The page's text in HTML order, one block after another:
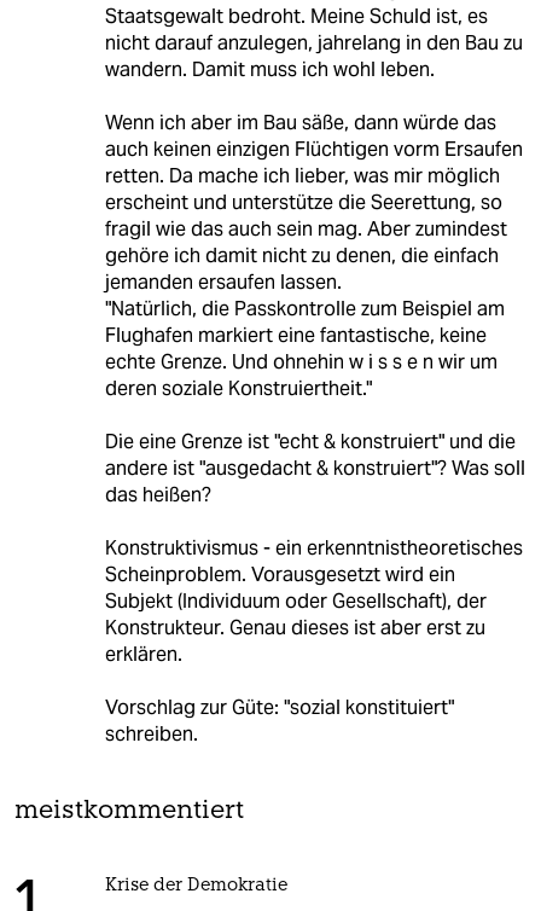
Staatsgewalt bedroht. Meine Schuld ist, es
nicht darauf anzulegen, jahrelang in den Bau zu
wandern. Damit muss ich wohl leben.
Wenn ich aber im Bau säße, dann würde das
auch keinen einzigen Flüchtigen vorm Ersaufen
retten. Da mache ich lieber, was mir möglich
erscheint und unterstütze die Seerettung, so
fragil wie das auch sein mag. Aber zumindest
gehöre ich damit nicht zu denen, die einfach
jemanden ersaufen lassen.
"Natürlich, die Passkontrolle zum Beispiel am
Flughafen markiert eine fantastische, keine
echte Grenze. Und ohnehin w i s s e n wir um
deren soziale Konstruiertheit."
Die eine Grenze ist "echt & konstruiert" und die
andere ist "ausgedacht & konstruiert"? Was soll
das heißen?
Konstruktivismus - ein erkenntnistheoretisches
Scheinproblem. Vorausgesetzt wird ein
Subjekt (Individuum oder Gesellschaft), der
Konstrukteur. Genau dieses ist aber erst zu
erklären.
Vorschlag zur Güte: "sozial konstituiert"
schreiben.
meistkommentiert
Krise der Demokratie